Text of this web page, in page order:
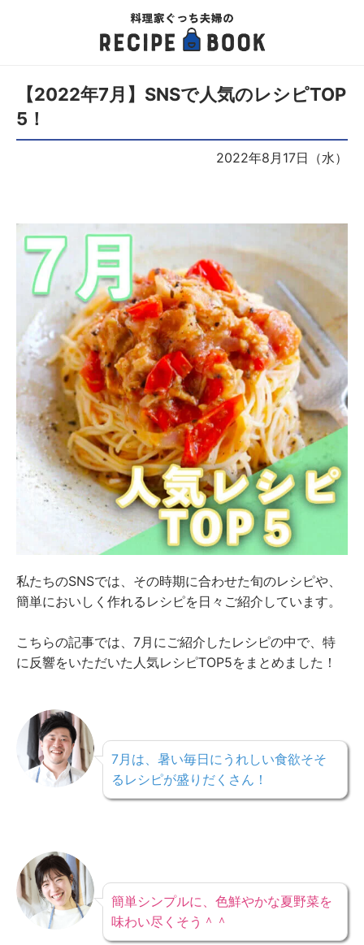
【2022年7月】SNSで人気のレシピTOP
5！
2022年8月17日（水）
私たちのSNSでは、その時期に合わせた旬のレシピや、
簡単においしく作れるレシピを日々ご紹介しています。
こちらの記事では、7月にご紹介したレシピの中で、特
に反響をいただいた人気レシピTOP5をまとめました！
7月は、暑い毎日にうれしい食欲そそ
るレシピが盛りだくさん！
簡単シンプルに、色鮮やかな夏野菜を
味わい尽くそう＾＾